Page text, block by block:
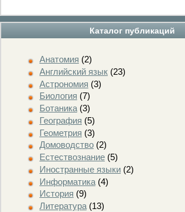
Каталог публикаций
Анатомия (2)
Английский язык(23)
Астрономия (3)
Биология (7)
Ботаника(3)
География (5)
Геометрия (3)
Домоводство(2)
Естествознание(5)
Иностранные языки(2)
Информатика(4)
История (9)
Литература(13)